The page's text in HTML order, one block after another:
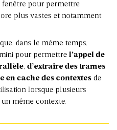
pour permettre
plus vastes et notamment
dans le même temps,
pour permettre l’appel de
, d’extraire des trames
en cache des contextes de
lorsque plusieurs
même contexte.